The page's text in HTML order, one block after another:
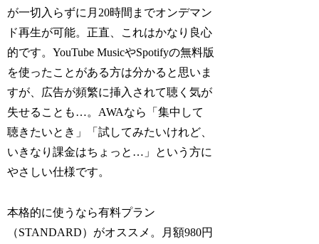
が一切入らずに月20時間までオンデマン
ド再生が可能。正直、これはかなり良心
的です。YouTube MusicやSpotifyの無料版
を使ったことがある方は分かると思いま
すが、広告が頻繁に挿入されて聴く気が
失せることも…。AWAなら「集中して
聴きたいとき」「試してみたいけれど、
いきなり課金はちょっと…」という方に
やさしい仕様です。
本格的に使うなら有料プラン
（STANDARD）がオススメ。月額980円